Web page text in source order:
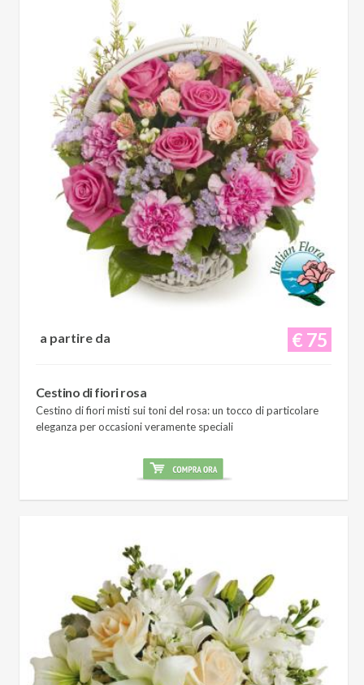
€ 75
a partire da
Cestino di fiori rosa
Cestino di fiori misti sui toni del rosa: un tocco di particolare
eleganza per occasioni veramente speciali